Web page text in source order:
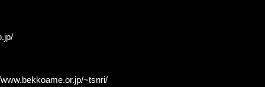
~tsnri/